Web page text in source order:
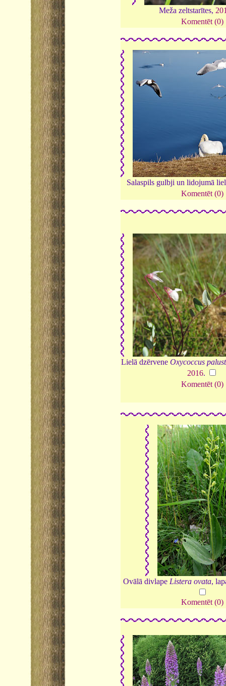
Meža zeltstarītes,
Komentēt (0)
Salaspils gulbji un lidojumā
Komentēt (0)
Lielā dzērvene Oxycoccus
2016.
Komentēt (0)
Ovālā divlape Listera ovata,
Komentēt (0)